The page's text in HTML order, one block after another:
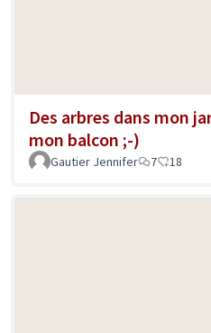
Des arbres dans mon
mon balcon ;-)
Gautier Jennifer 7 18